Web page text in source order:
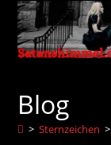
Zum
Inhalt
springen
Blog
> Sternzeichen >